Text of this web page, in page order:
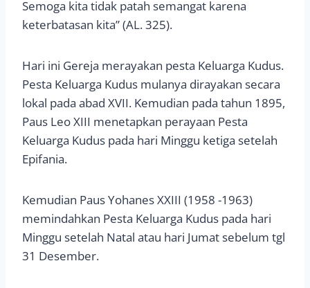
Semoga kita tidak patah semangat karena
keterbatasan kita” (AL. 325).
Hari ini Gereja merayakan pesta Keluarga Kudus.
Pesta Keluarga Kudus mulanya dirayakan secara
lokal pada abad XVII. Kemudian pada tahun 1895,
Paus Leo XIII menetapkan perayaan Pesta
Keluarga Kudus pada hari Minggu ketiga setelah
Epifania.
Kemudian Paus Yohanes XXIII (1958 -1963)
memindahkan Pesta Keluarga Kudus pada hari
Minggu setelah Natal atau hari Jumat sebelum tgl
31 Desember.